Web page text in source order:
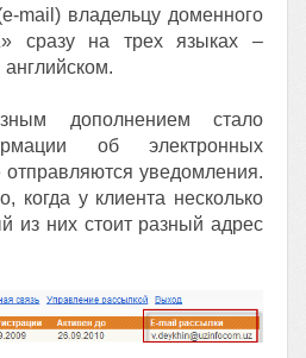
mail) владельцу доменного
сразу на трех языках –
английском.
дополнением стало
об электронных
уведомления.
когда у клиента несколько
из них стоит разный адрес